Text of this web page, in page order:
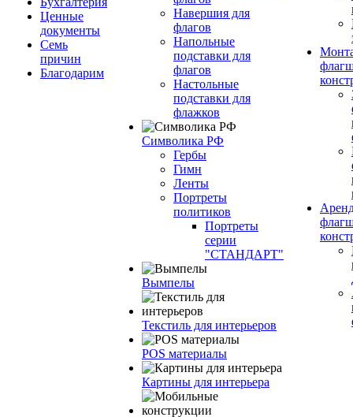
Ценные
документы
Семь
причин
Благодарим
Навершия для
флагов
Напольные
подставки для
флагов
Настольные
подставки для
флажков
Символика РФ
Гербы
Гимн
Ленты
Портреты
политиков
Портреты
серии
"СТАНДАРТ"
Вымпелы
Текстиль для интерьеров
POS материалы
Картины для интерьера